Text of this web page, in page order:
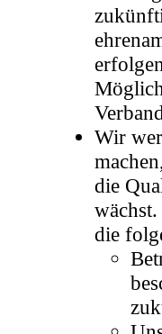
Wir
die
die